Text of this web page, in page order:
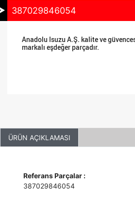
387029846054
Anadolu Isuzu A.Ş. kalite ve
markalı eşdeğer parçadır.
ÜRÜN AÇIKLAMASI
Referans Parçalar :
387029846054